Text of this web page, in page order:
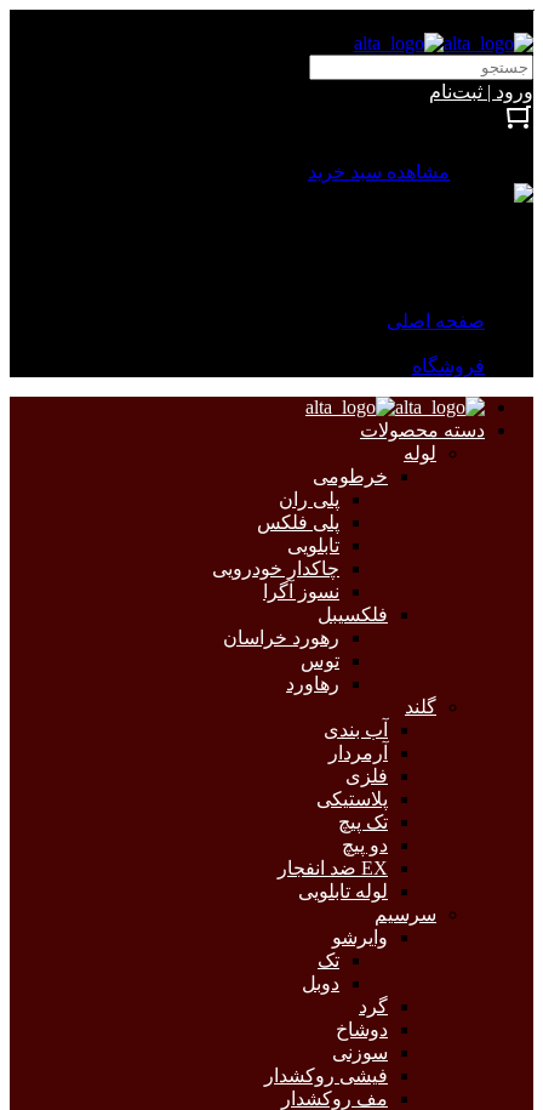
ورود | ثبت‌نام
مشاهده سبد خرید
صفحه اصلی
فروشگاه
دسته محصولات
لوله
خرطومی
پلی ران
پلی فلکس
تابلویی
چاکدار خودرویی
نسوز آگرا
فلکسیبل
رهورد خراسان
توس
رهاورد
گلند
آب بندی
آرمردار
فلزی
پلاستیکی
تک پیچ
دو پیچ
EX ضد انفجار
لوله تابلویی
سرسیم
وایرشو
تک
دوبل
گرد
دوشاخ
سوزنی
فیشی روکشدار
مف روکشدار